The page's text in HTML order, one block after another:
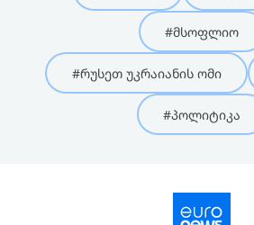
#მსოფლიო
#რუსეთ უკრაიანის ომი
#პოლიტიკა